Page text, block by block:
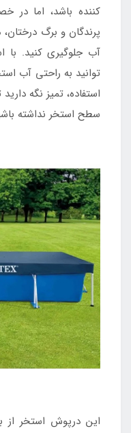
کننده باشد، اما در
پرندگان و برگ
آب جلوگیری کنید. با
توانید به راحتی آب
استفاده، تمیز نگه
سطح استخر نداشته
این درپوش استخر